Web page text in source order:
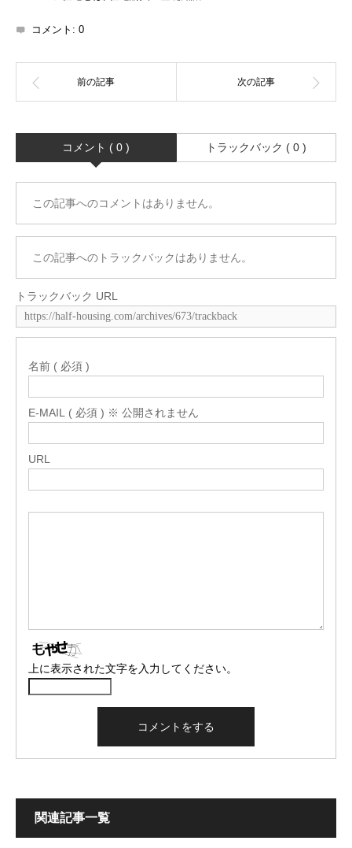
コメント: 0
コメント ( 0 ) トラックバック ( 0 )
この記事へのコメントはありません。
この記事へのトラックバックはありません。
トラックバック URL
名前 ( 必須 )
E-MAIL ( 必須 ) ※ 公開されません
URL
上に表示された文字を入力してください。
関連記事一覧